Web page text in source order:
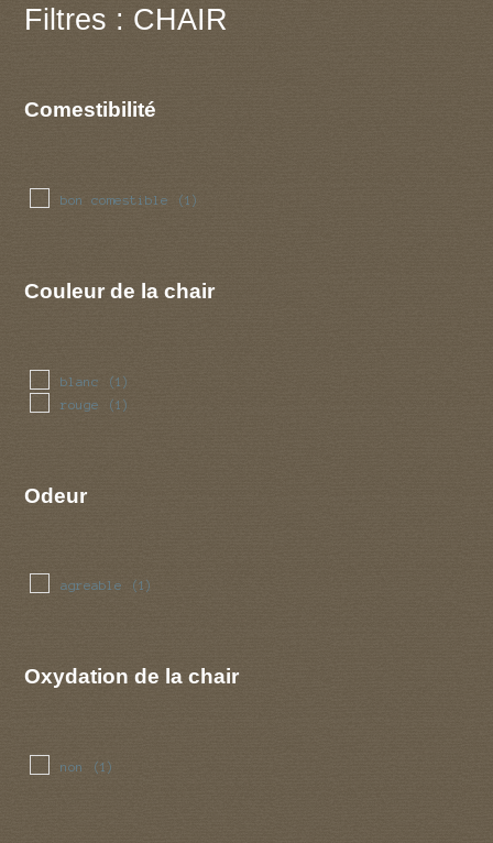
Filtres : CHAIR
Comestibilité
bon comestible (1)
Couleur de la chair
blanc (1)
rouge (1)
Odeur
agreable (1)
Oxydation de la chair
non (1)